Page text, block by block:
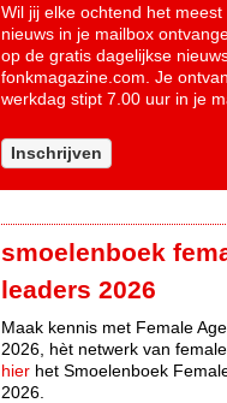
Wil jij elke ochtend het
nieuws in je mailbox
op de gratis dagelijkse
fonkmagazine.com. Je
werkdag stipt 7.00 uur in je
Inschrijven
smoelenboek
leaders 2026
Maak kennis met Female
2026, hèt netwerk van
hier het Smoelenboek
2026.